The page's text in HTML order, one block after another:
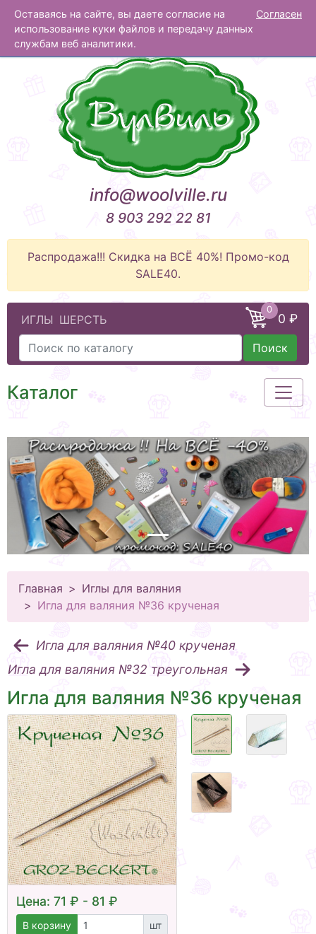
Оставаясь на сайте, вы даете согласие на
использование куки файлов и передачу данных
службам веб аналитики.
Согласен
Вулвиль
info@woolville.ru
8 903 292 22 81
Распродажа!!! Скидка на ВСЁ 40%! Промо-код
SALE40.
ИГЛЫ ШЕРСТЬ
0
0 ₽
Поиск
Каталог
Главная
Иглы для валяния
Игла для валяния №36 крученая
Игла для валяния №40 крученая
Игла для валяния №32 треугольная
Игла для валяния №36 крученая
Цена: 71 ₽ - 81 ₽
В корзину шт